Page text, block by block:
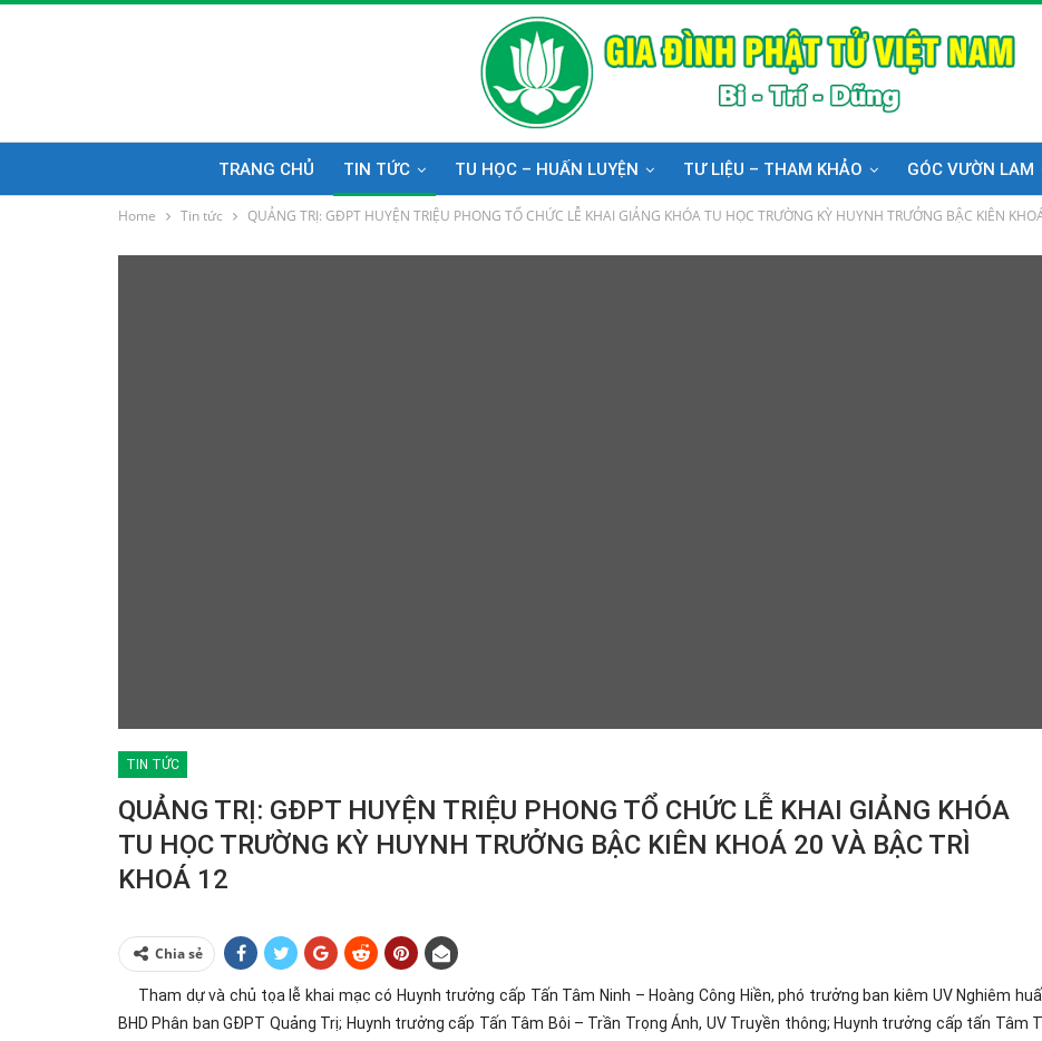
TRANG CHỦ TIN TỨC TU HỌC – HUẤN LUYỆN TƯ LIỆU – THAM KHẢO GÓC VƯỜN LAM
Home Tin tức QUẢNG TRỊ: GĐPT HUYỆN TRIỆU PHONG TỔ CHỨC LỄ KHAI GIẢNG KHÓA TU HỌC TRƯỜNG KỲ HUYNH TRƯỞNG BẬC KIÊN
TIN TỨC
QUẢNG TRỊ: GĐPT HUYỆN TRIỆU PHONG TỔ CHỨC LỄ KHAI GIẢNG KHÓA
TU HỌC TRƯỜNG KỲ HUYNH TRƯỞNG BẬC KIÊN KHOÁ 20 VÀ BẬC TRÌ
KHOÁ 12
Chia sẻ
Tham dự và chủ tọa lễ khai mạc có Huynh trưởng cấp Tấn Tâm Ninh – Hoàng Công Hiền, phó trưởng ban kiêm UV Nghiêm
BHD Phân ban GĐPT Quảng Trị; Huynh trưởng cấp Tấn Tâm Bôi – Trần Trọng Ánh, UV Truyền thông; Huynh trưởng cấp tấn Tâm